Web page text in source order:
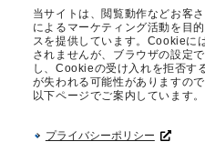
当サイトは、閲覧動作などお客
によるマーケティング活動を目
スを提供しています。Cookieに
されませんが、ブラウザの設定
し、Cookieの受け入れを拒否す
が失われる可能性がありますの
以下ページでご案内しています。
プライバシーポリシー